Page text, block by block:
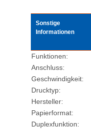
Sonstige
Informationen
Funktionen:
Anschluss:
Geschwindigkeit:
Drucktyp:
Hersteller:
Papierformat:
Duplexfunktion: